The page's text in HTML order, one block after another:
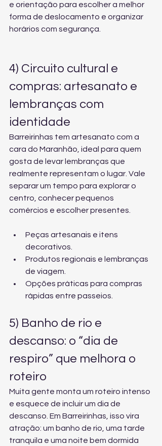
e orientação para escolher a melhor
forma de deslocamento e organizar
horários com segurança.
4) Circuito cultural e
compras: artesanato e
lembranças com
identidade
Barreirinhas tem artesanato com a
cara do Maranhão, ideal para quem
gosta de levar lembranças que
realmente representam o lugar. Vale
separar um tempo para explorar o
centro, conhecer pequenos
comércios e escolher presentes.
Peças artesanais e itens
decorativos.
Produtos regionais e lembranças
de viagem.
Opções práticas para compras
rápidas entre passeios.
5) Banho de rio e
descanso: o “dia de
respiro” que melhora o
roteiro
Muita gente monta um roteiro intenso
e esquece de incluir um dia de
descanso. Em Barreirinhas, isso vira
atração: um banho de rio, uma tarde
tranquila e uma noite bem dormida